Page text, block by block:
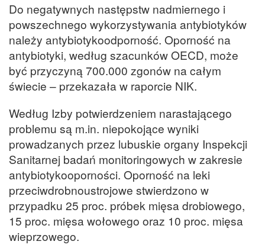
Do negatywnych następstw nadmiernego i
powszechnego wykorzystywania antybiotyków
należy antybiotykoodporność. Oporność na
antybiotyki, według szacunków OECD, może
być przyczyną 700.000 zgonów na całym
świecie – przekazała w raporcie NIK.
Według Izby potwierdzeniem narastającego
problemu są m.in. niepokojące wyniki
prowadzanych przez lubuskie organy Inspekcji
Sanitarnej badań monitoringowych w zakresie
antybiotykooporności. Oporność na leki
przeciwdrobnoustrojowe stwierdzono w
przypadku 25 proc. próbek mięsa drobiowego,
15 proc. mięsa wołowego oraz 10 proc. mięsa
wieprzowego.